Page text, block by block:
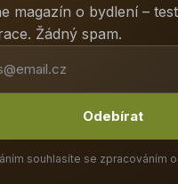
magazín o bydlení –
Žádný spam.
Odebírat
souhlasíte se zpracováním